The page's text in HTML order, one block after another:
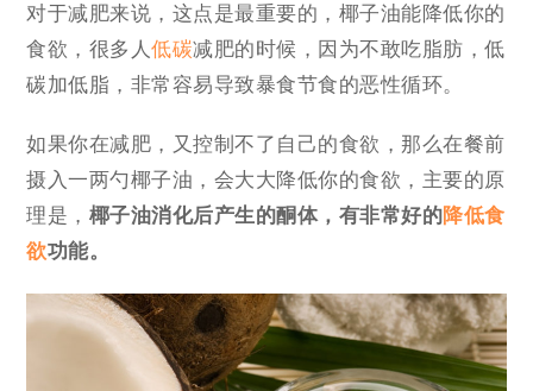
对于减肥来说，这点是最重要的，椰子油能降低你的
食欲，很多人低碳减肥的时候，因为不敢吃脂肪，低
碳加低脂，非常容易导致暴食节食的恶性循环。
如果你在减肥，又控制不了自己的食欲，那么在餐前
摄入一两勺椰子油，会大大降低你的食欲，主要的原
理是， 椰子油消化后产生的酮体，有非常好的降低食
欲功能。